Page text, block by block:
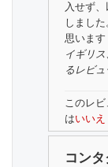
入せず
しまし
思います
イギリ
るレビュ
このレ
はいいえ
コン